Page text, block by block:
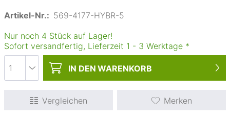
Artikel-Nr.: 569-4177-HYBR-5
Nur noch 4 Stück auf Lager!
Sofort versandfertig, Lieferzeit 1 - 3 Werktage *
IN DEN WARENKORB
Vergleichen Merken